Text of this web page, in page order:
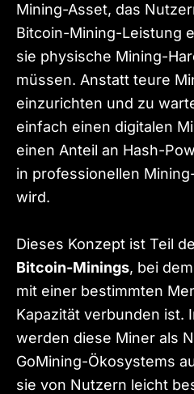
Mining-Asset, das
Bitcoin-Mining-Leistung
sie physische Mining-
müssen. Anstatt teure
einzurichten und zu
einfach einen digitalen
einen Anteil an Hash-
in professionellen
wird.
Dieses Konzept ist Teil
Bitcoin-Minings, bei
mit einer bestimmten
Kapazität verbunden ist.
werden diese Miner als
GoMining-Ökosystems
sie von Nutzern leicht